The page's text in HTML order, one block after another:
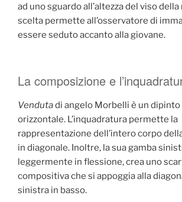
ad uno sguardo all’altezza del viso della
scelta permette all’osservatore di
essere seduto accanto alla giovane.
La composizione e
Vendutadi angelo Morbelli è un
orizzontale. L’inquadratura permette la
rappresentazione dell’intero corpo
in diagonale. Inoltre, la sua gamba
leggermente in flessione, crea uno
compositiva che si appoggia alla
sinistra in basso.